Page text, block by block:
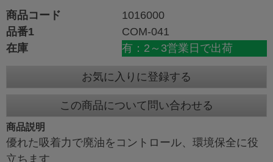
商品コード
1016000
品番1
COM-041
在庫
有：2～3営業日で出荷
お気に入りに登録する
この商品について問い合わせる
商品説明
優れた吸着力で廃油をコントロール、環境保全に役
立ちます